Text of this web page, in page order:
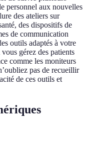
personnel aux nouvelles
des ateliers sur
des dispositifs de
de communication
outils adaptés à votre
gérez des patients
comme les moniteurs
pas de recueillir
de ces outils et